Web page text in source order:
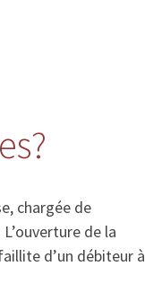
chargée de
de la
d’un débiteur à